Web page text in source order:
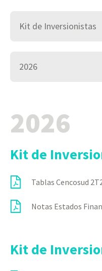
2026
Kit de
Tablas Cencosud
Notas Estados
Kit de